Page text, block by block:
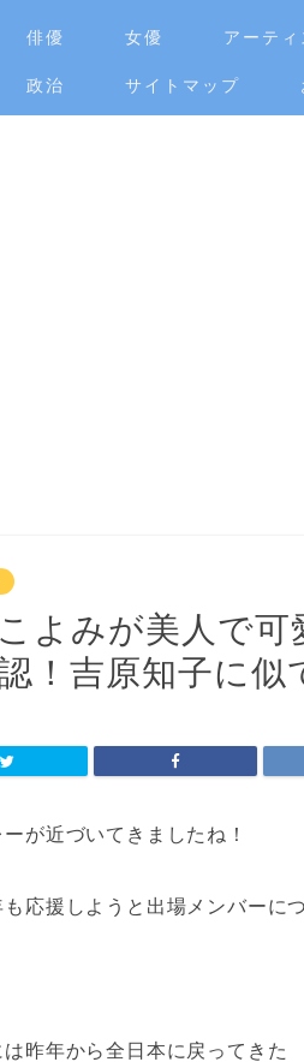
俳優 女優 アーテ
政治 サイトマップ
よみが美人で
！吉原知子に似
が近づいてきましたね！
も応援しようと出場メンバーに
昨年から全日本に戻ってきた